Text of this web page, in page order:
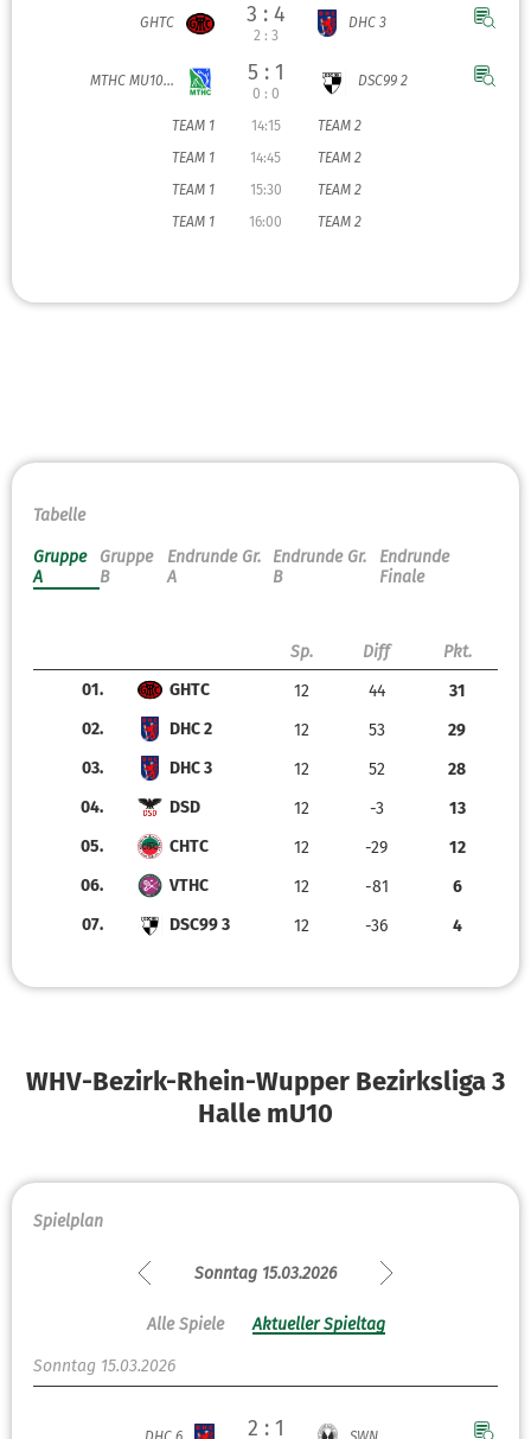
GHTC 3 : 4
2 : 3
DHC 3
MTHC MU10... 5 : 1
0 : 0
DSC99 2
TEAM 1 14:15
TEAM 2
TEAM 1
14:45
TEAM 2
TEAM 1
15:30
TEAM 2
TEAM 1
16:00 TEAM 2
Tabelle
Gruppe
A
Gruppe
B
Endrunde Gr.
A
Endrunde Gr.
B
Endrunde
Finale
Sp. Diff
Pkt.
01.
GHTC 12 44
31
02.
DHC 2 12 53
29
03.
DHC 3 12 52
28
04.
DSD 12 -3
13
05.
CHTC 12 -29
12
06.
VTHC 12 -81
6
07.
DSC99 3 12 -36 4
WHV-Bezirk-Rhein-Wupper Bezirksliga 3
Halle mU10
Spielplan
Sonntag 15.03.2026
Alle Spiele Aktueller Spieltag
Sonntag 15.03.2026
2 : 1